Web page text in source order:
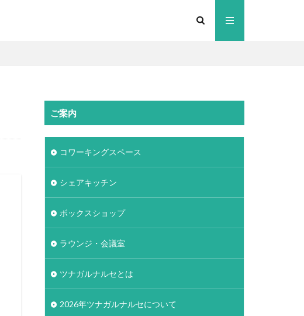
ご案内
コワーキングスペース
シェアキッチン
ボックスショップ
ラウンジ・会議室
ツナガルナルセとは
2026年ツナガルナルセについて